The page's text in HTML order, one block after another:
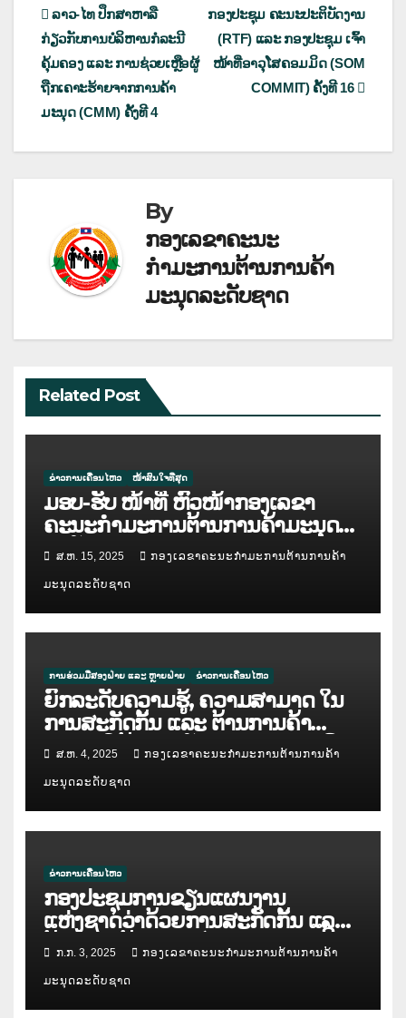
ເມ
ນູນ
ຳ
ທາງ
ກອງປະຊຸມ ຄະນະປະຕິບັດງານ
(RTF) ແລະ ກອງປະຊຸມ ເຈົ້າ
ໜ້າທີ່ອາວຸໂສຄອມມິດ (SOM
COMMIT) ຄັ້ງທີ 16
ລາວ-ໄທ ປຶກສາຫາລື
ກ່ຽວກັບການບໍລິຫານກໍລະນີ
ຄຸ້ມຄອງ ແລະ ການຊ່ວຍເຫຼືອຜູ້
ຖືກເຄາະຮ້າຍຈາກການຄ້າ
ມະນຸດ (CMM) ຄັ້ງທີ 4
By
ກອງເລຂາຄະນະ
ກຳມະການຕ້ານການຄ້າ
ມະນຸດລະດັບຊາດ
Related Post
ຂ່າວການເຄື່ອນໄຫວ ໜ້າສົນໃຈທີ່ສຸດ
ມອບ-ຮັບ ໜ້າທີ່ ຫົວໜ້າກອງເລຂາ
ຄະນະກຳມະການຕ້ານການຄ້າມະນຸດ
ລະດັບຊາດ
ສ.ຫ. 15, 2025 ກອງເລຂາຄະນະກຳມະການຕ້ານການຄ້າ
ມະນຸດລະດັບຊາດ
ການຮ່ວມມືສອງຝ່າຍ ແລະ ຫຼາຍຝ່າຍ ຂ່າວການເຄື່ອນໄຫວ
ຍົກລະດັບຄວາມຮູ້, ຄວາມສາມາດ ໃນ
ການສະກັດກັ້ນ ແລະ ຕ້ານການຄ້າ
ມະນຸດ ໃຫ້ແກ່ກຳລັງຕຳຫຼວດປະຊາຊົນ
ສປປ ລາວ
ສ.ຫ. 4, 2025 ກອງເລຂາຄະນະກຳມະການຕ້ານການຄ້າ
ມະນຸດລະດັບຊາດ
ຂ່າວການເຄື່ອນໄຫວ
ກອງປະຊຸມການຂຽນແຜນງານ
ແຫ່ງຊາດວ່າດ້ວຍການສະກັດກັ້ນ ແລະ
ຕ້ານການຄ້າມະນຸດ ໄລຍະ IV ( ແຕ່ປີ
2026 – 2030 )
ກ.ກ. 3, 2025 ກອງເລຂາຄະນະກຳມະການຕ້ານການຄ້າ
ມະນຸດລະດັບຊາດ